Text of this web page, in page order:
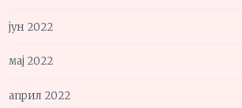
јун 2022
мај 2022
април 2022